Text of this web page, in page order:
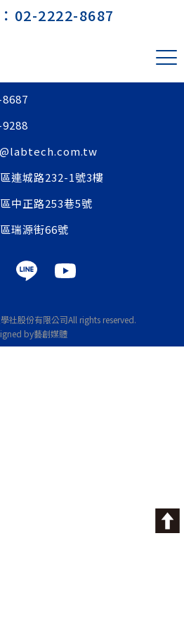
02-2222-8687
印尼國營石油公
連城路232-1號3樓
中正路253巷5號
瑞源街66號
社股份有限公司All rights reserved.
by藝創媒體